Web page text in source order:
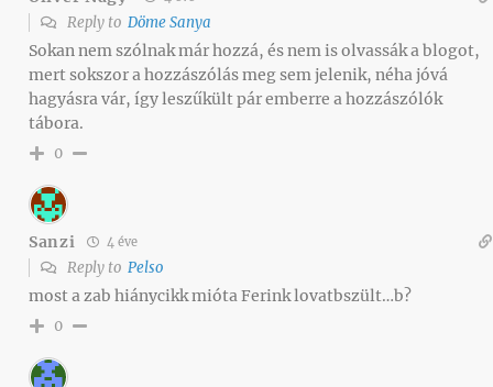
Reply to Döme Sanya
Sokan nem szólnak már hozzá, és nem is olvassák a blogot,
mert sokszor a hozzászólás meg sem jelenik, néha jóvá
hagyásra vár, így leszűkült pár emberre a hozzászólók
tábora.
0
Sanzi 4 éve
Reply to Pelso
most a zab hiánycikk mióta Ferink lovatbszült…b?
0